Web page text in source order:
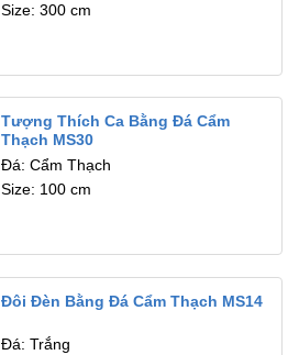
Size: 300 cm
Tượng Thích Ca Bằng Đá Cẩm
Thạch MS30
Đá: Cẩm Thạch
Size: 100 cm
Đôi Đèn Bằng Đá Cẩm Thạch MS14
Đá: Trắng